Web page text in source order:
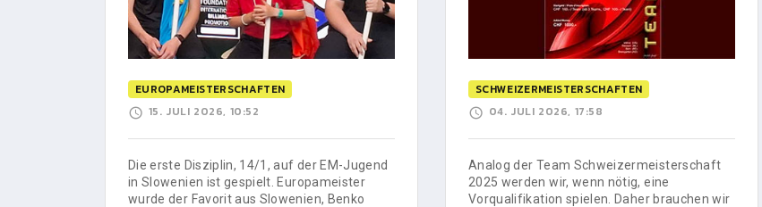
EUROPAMEISTERSCHAFTEN
15. JULI 2026, 10:52
Die erste Disziplin, 14/1, auf der EM-Jugend
in Slowenien ist gespielt. Europameister
wurde der Favorit aus Slowenien, Benko
SCHWEIZERMEISTERSCHAFTEN
04. JULI 2026, 17:58
Analog der Team Schweizermeisterschaft
2025 werden wir, wenn nötig, eine
Vorqualifikation spielen. Daher brauchen wir